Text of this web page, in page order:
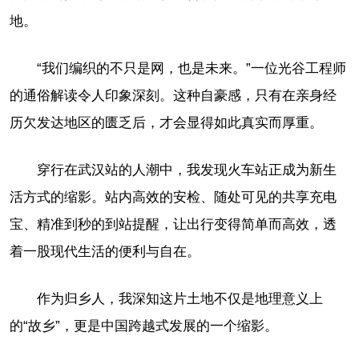
地。
“我们编织的不只是网，也是未来。”一位光谷工程师
的通俗解读令人印象深刻。这种自豪感，只有在亲身经
历欠发达地区的匮乏后，才会显得如此真实而厚重。
穿行在武汉站的人潮中，我发现火车站正成为新生
活方式的缩影。站内高效的安检、随处可见的共享充电
宝、精准到秒的到站提醒，让出行变得简单而高效，透
着一股现代生活的便利与自在。
作为归乡人，我深知这片土地不仅是地理意义上
的“故乡”，更是中国跨越式发展的一个缩影。